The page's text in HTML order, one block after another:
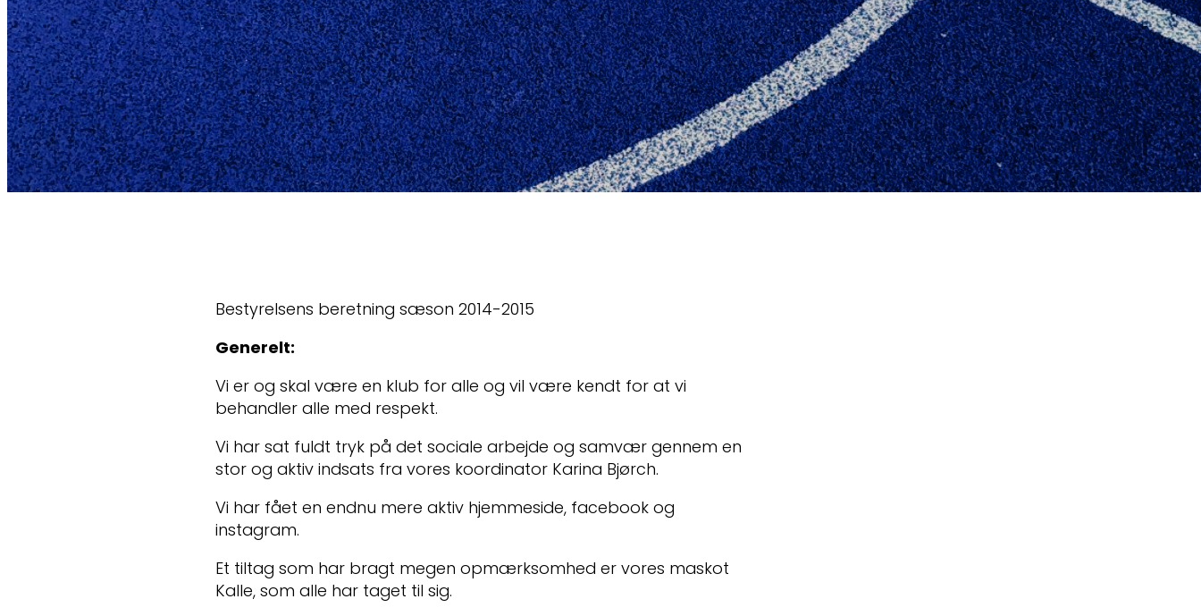
GENERALFORSAMLING 2015 – BERETNING
Bestyrelsens beretning sæson 2014-2015
Generelt:
Vi er og skal være en klub for alle og vil være kendt for at vi
behandler alle med respekt.
Vi har sat fuldt tryk på det sociale arbejde og samvær gennem en
stor og aktiv indsats fra vores koordinator Karina Bjørch.
Vi har fået en endnu mere aktiv hjemmeside, facebook og
instagram.
Et tiltag som har bragt megen opmærksomhed er vores maskot
Kalle, som alle har taget til sig.